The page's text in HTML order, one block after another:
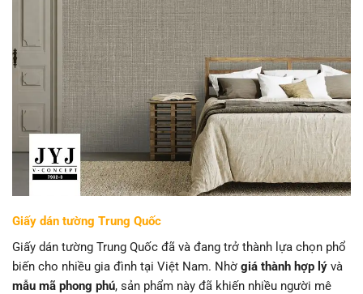
Giấy dán tường Trung Quốc
Giấy dán tường Trung Quốc đã và đang trở thành lựa chọn phổ
biến cho nhiều gia đình tại Việt Nam. Nhờ giá thành hợp lý và
mẫu mã phong phú, sản phẩm này đã khiến nhiều người mê